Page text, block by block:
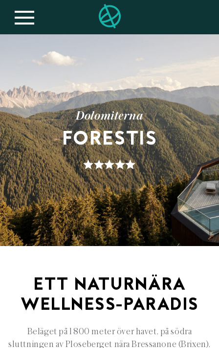
Dolomiterna
FORESTIS
ETT NATURNÄRA
WELLNESS-PARADIS
Beläget på 1 800 meter över havet, på södra
sluttningen av Ploseberget nära Bressanone (Brixen),